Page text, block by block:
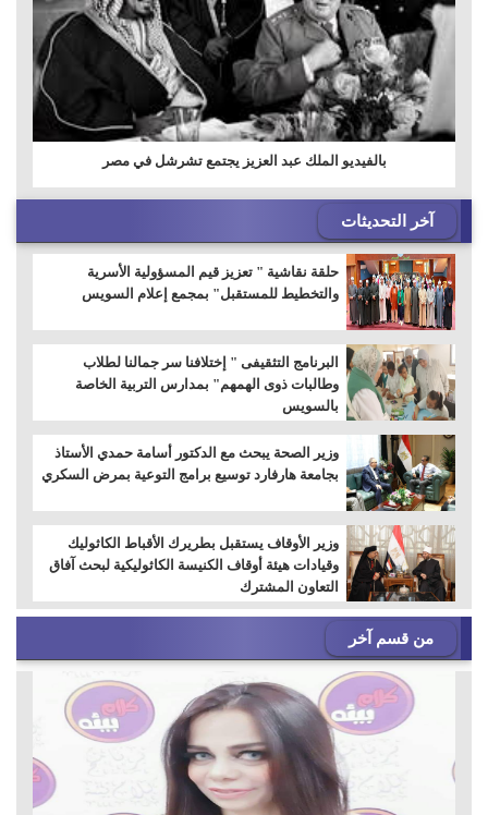
بالفيديو الملك عبد العزيز يجتمع تشرشل في مصر
آخر التحديثات
حلقة نقاشية " تعزيز قيم المسؤولية الأسرية
والتخطيط للمستقبل" بمجمع إعلام السويس
البرنامج التثقيفى " إختلافنا سر جمالنا لطلاب
وطالبات ذوى الهمهم" بمدارس التربية الخاصة
بالسويس
وزير الصحة يبحث مع الدكتور أسامة حمدي الأستاذ
بجامعة هارفارد توسيع برامج التوعية بمرض السكري
وزير الأوقاف يستقبل بطريرك الأقباط الكاثوليك
وقيادات هيئة أوقاف الكنيسة الكاثوليكية لبحث آفاق
التعاون المشترك
من قسم آخر